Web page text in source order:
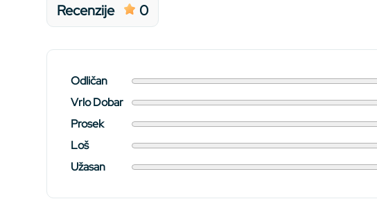
Recenzije 0
Odličan
Vrlo Dobar
Prosek
Loš
Užasan